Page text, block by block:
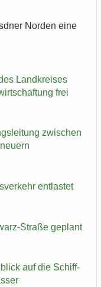
Nor­den eine
Land­krei­ses
frei
zwi­schen
ent­las­tet
Straße ge­plant
auf die Schiff­